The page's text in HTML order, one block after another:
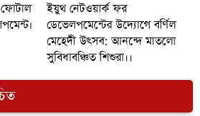
ইয়ুথ নেটওয়ার্ক ফর
ডেভেলপমেন্টের উদ্যোগে বর্ণিল
মেহেদী উৎসব: আনন্দে মাতলো
সুবিধাবঞ্চিত শিশুরা।।